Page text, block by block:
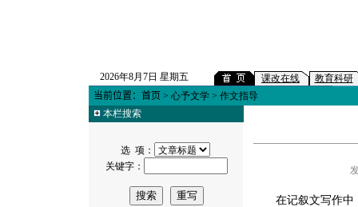
2026年8月7日 星期五 课改在线
教育科研
当前位置： 首页 > 心予文学 > 作文指导
本栏搜索
选 项：
关键字：
在记叙文写作中，